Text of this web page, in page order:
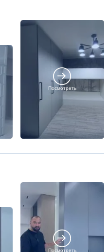
Посмотреть
Посмотреть